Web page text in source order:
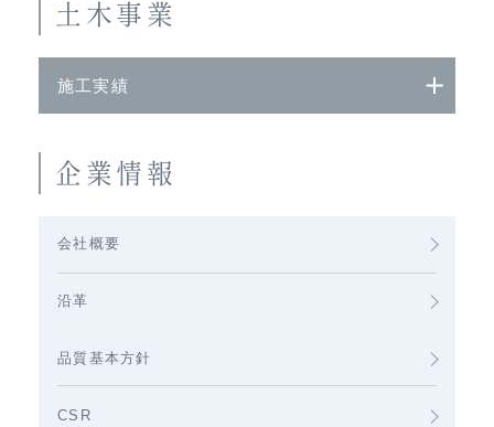
土木事業
施工実績
企業情報
会社概要
沿革
品質基本方針
CSR